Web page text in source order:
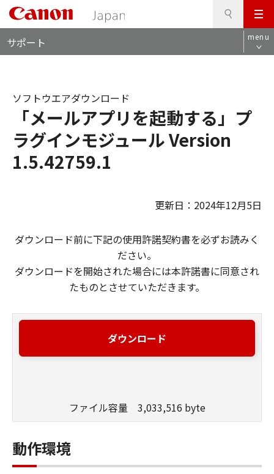
メ
ニ
ュ
サポート menu
「メールアプリを起動する」プ
ラグインモジュール Version
1.5.42759.1
ソフトウエアダウンロード
更新日：2024年12月5日
ダウンロード前に下記の使用許諾契約書を必ずお読みく
ださい。
ダウンロードを開始された場合には本許諾書に同意され
たものとさせていただきます。
ダウンロード
ファイル容量 3,033,516 byte
動作環境